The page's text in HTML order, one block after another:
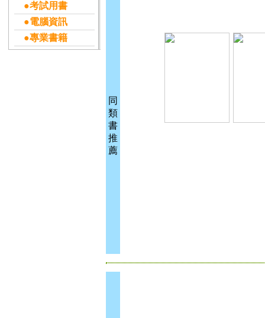
●考試用書
●電腦資訊
●專業書籍
同
類
書
推
薦